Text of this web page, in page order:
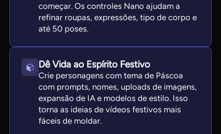
começar. Os controles Nano ajudam a
refinar roupas, expressões, tipo de corpo e
até 50 poses.
Dê Vida ao Espírito Festivo
Crie personagens com tema de Páscoa
com prompts, nomes, uploads de imagens,
expansão de IA e modelos de estilo. Isso
torna as ideias de vídeos festivos mais
fáceis de moldar.